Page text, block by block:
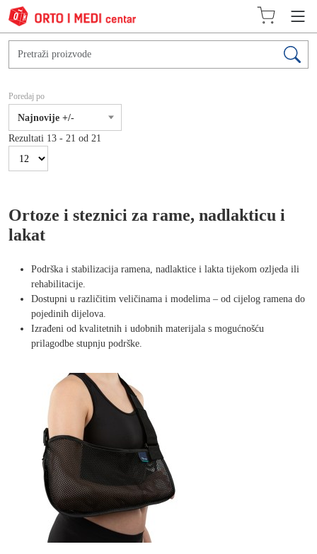
Poredaj po
Najnovije +/-
Rezultati 13 - 21 od 21
Ortoze i steznici za rame, nadlakticu i
lakat
Podrška i stabilizacija ramena, nadlaktice i lakta tijekom ozljeda ili
rehabilitacije.
Dostupni u različitim veličinama i modelima – od cijelog ramena do
pojedinih dijelova.
Izrađeni od kvalitetnih i udobnih materijala s mogućnošću
prilagodbe stupnju podrške.